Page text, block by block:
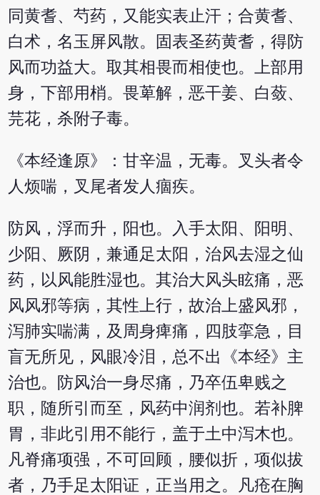
同黄耆、芍药，又能实表止汗；合黄耆、
白术，名玉屏风散。固表圣药黄耆，得防
风而功益大。取其相畏而相使也。上部用
身，下部用梢。畏萆解，恶干姜、白蔹、
芫花，杀附子毒。
《本经逢原》：甘辛温，无毒。叉头者令
人烦喘，叉尾者发人痼疾。
防风，浮而升，阳也。入手太阳、阳明、
少阳、厥阴，兼通足太阳，治风去湿之仙
药，以风能胜湿也。其治大风头眩痛，恶
风风邪等病，其性上行，故治上盛风邪，
泻肺实喘满，及周身痺痛，四肢挛急，目
盲无所见，风眼冷泪，总不出《本经》主
治也。防风治一身尽痛，乃卒伍卑贱之
职，随所引而至，风药中润剂也。若补脾
胃，非此引用不能行，盖于土中泻木也。
凡脊痛项强，不可回顾，腰似折，项似拔
者，乃手足太阳证，正当用之。凡疮在胸